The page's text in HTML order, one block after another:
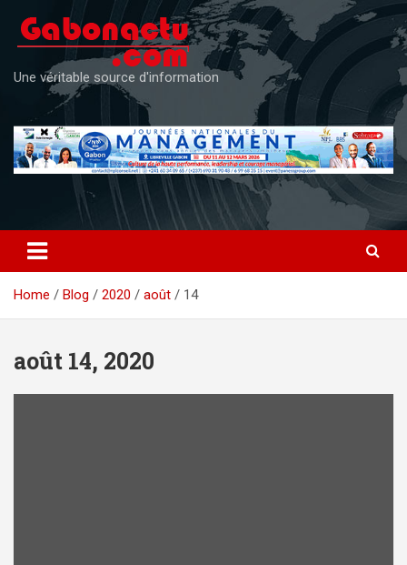
content
Une véritable source d'information
Home Blog 2020 août 14
août 14, 2020